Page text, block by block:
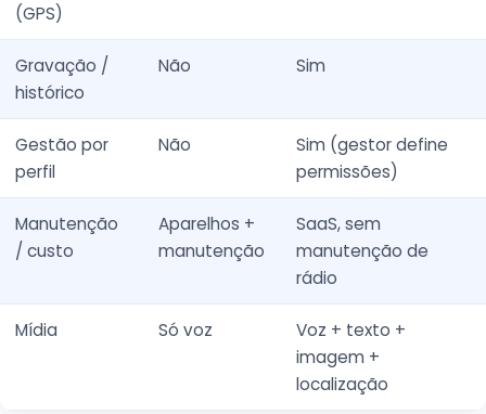
(GPS)
Gravação /
histórico
Não Sim
Gestão por
perfil
Não
Sim (gestor define
permissões)
Manutenção
/ custo
Aparelhos +
manutenção
SaaS, sem
manutenção de
rádio
Mídia Só voz
Voz + texto +
imagem +
localização